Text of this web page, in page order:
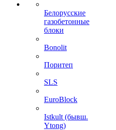
Белорусские
газобетонные
блоки
Bonolit
Поритеп
SLS
EuroBlock
Istkult (бывш.
Ytong)